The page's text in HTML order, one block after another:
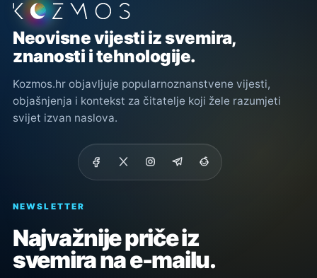
Podnožje stranice
Neovisne vijesti iz svemira,
znanosti i tehnologije.
Kozmos.hr objavljuje popularnoznanstvene vijesti,
objašnjenja i kontekst za čitatelje koji žele razumjeti
svijet izvan naslova.
NEWSLETTER
Najvažnije priče iz
svemira na e-mailu.